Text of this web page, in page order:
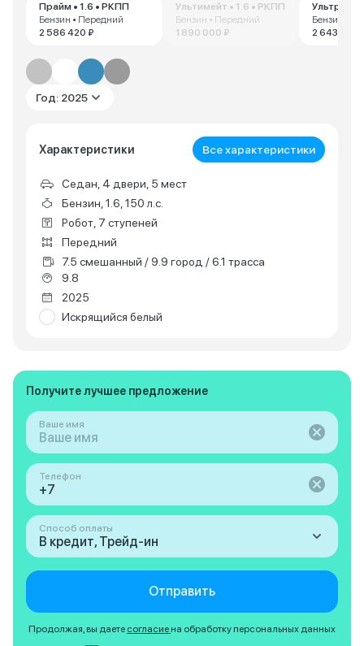
Прайм • 1.6 • РКПП
Бензин • Передний
2 586 420 ₽
Ультимейт • 1.6 • РКПП
Бензин • Передний
1 890 000 ₽
Бензин •
2 643 750
Год: 2025
Характеристики Все характеристики
Седан, 4 двери, 5 мест
Бензин, 1.6, 150 л.с.
Робот, 7 ступеней
Передний
7.5 смешанный / 9.9 город / 6.1 трасса
9.8
2025
Искрящийся белый
Получите лучшее предложение
Ваше имя
Телефон
Способ оплаты
В кредит, Трейд-ин
Отправить
Продолжая, вы даете согласие на обработку персональных данных